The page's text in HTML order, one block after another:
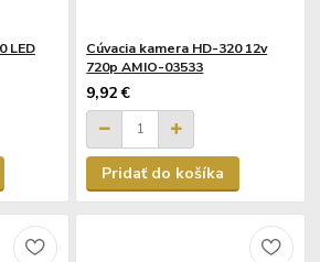
LED
Cúvacia kamera HD-320 12v
720p AMIO-03533
9,92 €
Pridať do košíka